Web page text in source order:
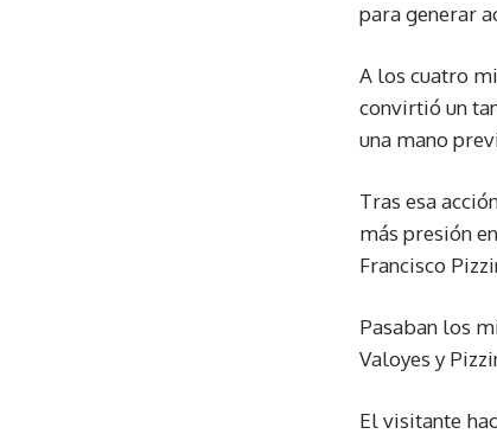
para generar
A los cuatro
convirtió un
una mano
Tras esa
más presión
Francisco
Pasaban los
Valoyes y
El visitante